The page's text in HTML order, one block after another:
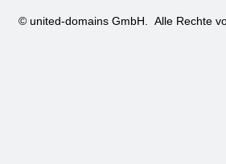
© united-domains GmbH. Alle Rechte